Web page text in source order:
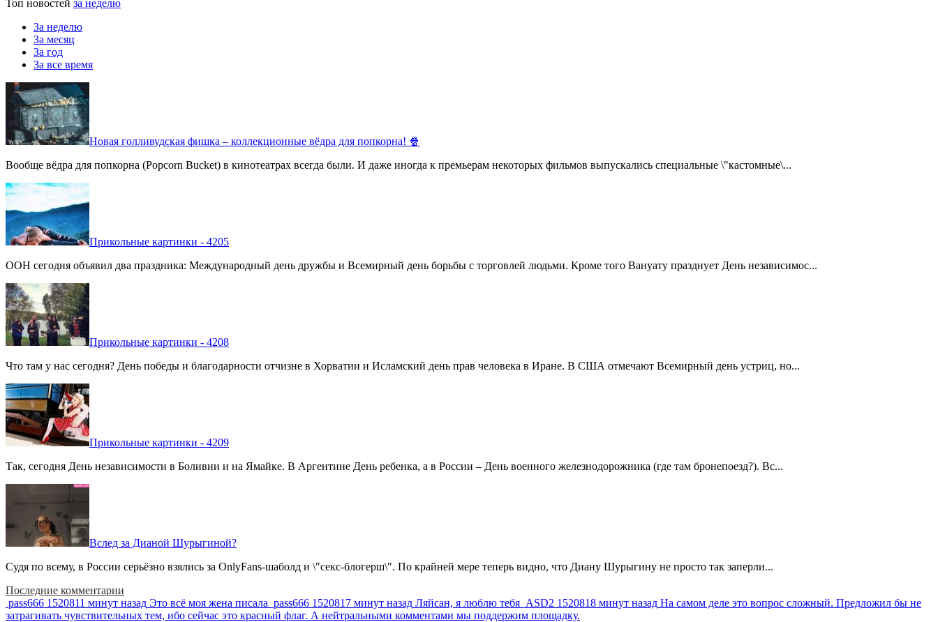
Топ новостей за неделю
За неделю
За месяц
За год
За все время
Новая голливудская фишка – коллекционные вёдра для попкорна! 🍿
Вообще вёдра для попкорна (Popcorn Bucket) в кинотеатрах всегда были. И даже иногда к премьерам некоторых фильмов выпускались специальные \"кастомные\...
Прикольные картинки - 4205
ООН сегодня объявил два праздника: Международный день дружбы и Всемирный день борьбы с торговлей людьми. Кроме того Вануату празднует День независимос...
Прикольные картинки - 4208
Что там у нас сегодня? День победы и благодарности отчизне в Хорватии и Исламский день прав человека в Иране. В США отмечают Всемирный день устриц, но...
Прикольные картинки - 4209
Так, сегодня День независимости в Боливии и на Ямайке. В Аргентине День ребенка, а в России – День военного железнодорожника (где там бронепоезд?). Вс...
Вслед за Дианой Шурыгиной?
Судя по всему, в России серьёзно взялись за OnlyFans-шаболд и \"секс-блогерш\". По крайней мере теперь видно, что Диану Шурыгину не просто так заперли...
Последние комментарии
pass666 1520811 минут назад Это всё моя жена писала pass666 1520817 минут назад Ляйсан, я люблю тебя ASD2 1520818 минут назад На самом деле это вопрос сложный. Предложил бы не
затрагивать чувствительных тем, ибо сейчас это красный флаг. А нейтральными комментами мы поддержим площадку.